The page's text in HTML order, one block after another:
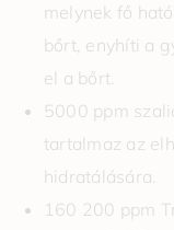
melynek fő
bőrt, enyhíti a
el a bőrt.
5000 ppm
tartalmaz az
hidratálására.
160 200 ppm